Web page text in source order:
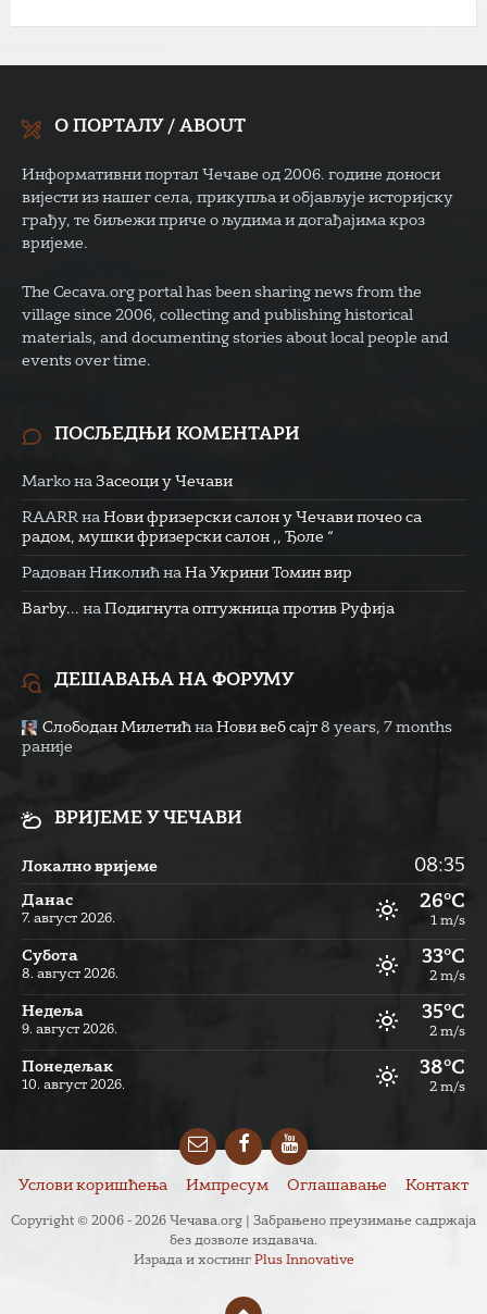
О ПОРТАЛУ / ABOUT
Информативни портал Чечаве од 2006. године доноси
вијести из нашег села, прикупља и објављује историјску
грађу, те биљежи приче о људима и догађајима кроз
вријеме.
The Cecava.org portal has been sharing news from the
village since 2006, collecting and publishing historical
materials, and documenting stories about local people and
events over time.
ПОСЉЕДЊИ КОМЕНТАРИ
Marko на Засеоци у Чечави
RAARR на Нови фризерски салон у Чечави почео са
радом, мушки фризерски салон ,, Ђоле “
Радован Николић на На Укрини Томин вир
Barby... на Подигнута оптужница против Руфија
ДЕШАВАЊА НА ФОРУМУ
Слободан Милетић на Нови веб сајт 8 years, 7 months
раније
ВРИЈЕМЕ У ЧЕЧАВИ
Локално вријеме 08:35
Данас
7. август 2026.
26°C
1 m/s
Субота
8. август 2026.
33°C
2 m/s
Недеља
9. август 2026.
35°C
2 m/s
Понедељак
10. август 2026.
38°C
2 m/s
EmailFacebookYouTube
Услови коришћења Импресум Оглашавање Контакт
Copyright © 2006 - 2026 Чечава.org | Забрањено преузимање садржаја
без дозволе издавача.
Израда и хостинг Plus Innovative